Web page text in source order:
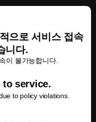
으로 서비스 접속
니다.
이 불가능합니다.
to service.
to policy violations.